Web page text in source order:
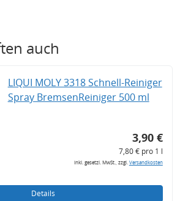
auch
LIQUI MOLY 3318 Schnell-Reiniger
Spray BremsenReiniger 500 ml
3,90 €
7,80 € pro 1 l
inkl. gesetzl. MwSt., zzgl.Versandkosten
Details